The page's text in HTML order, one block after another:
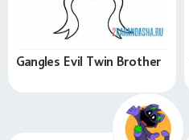
Gangles Evil Twin Brother